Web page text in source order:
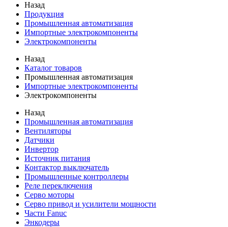
Назад
Продукция
Промышленная автоматизация
Импортные электрокомпоненты
Электрокомпоненты
Назад
Каталог товаров
Промышленная автоматизация
Импортные электрокомпоненты
Электрокомпоненты
Назад
Промышленная автоматизация
Вентиляторы
Датчики
Инвертор
Источник питания
Контактор выключатель
Промышленные контроллеры
Реле переключения
Серво моторы
Серво привод и усилители мощности
Части Fanuc
Энкодеры